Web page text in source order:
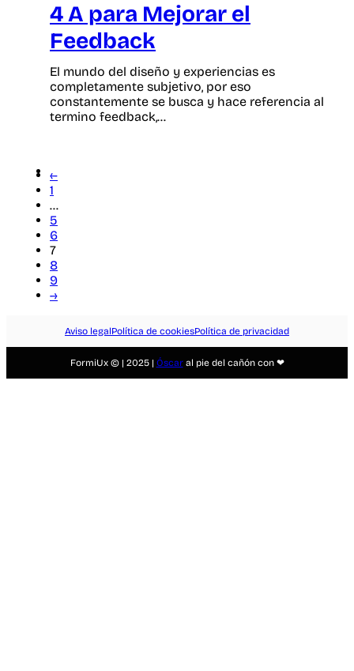
4 A para Mejorar el
Feedback
El mundo del diseño y experiencias es
completamente subjetivo, por eso
constantemente se busca y hace referencia al
termino feedback,…
←
1
…
5
6
7
8
9
→
Aviso legalPolítica de cookiesPolítica de privacidad
FormiUx © | 2025 | Óscaral pie del cañón con ❤